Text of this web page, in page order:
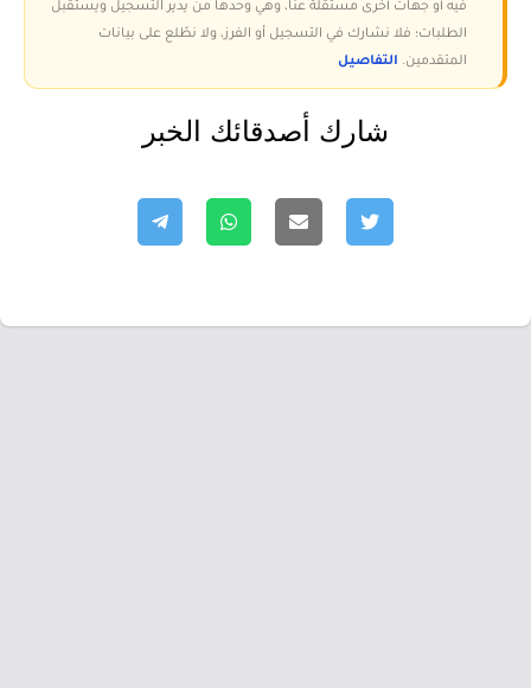
فيه أو جهات أخرى مستقلة عنا، وهي وحدها من يدير التسجيل ويستقبل
الطلبات؛ فلا نشارك في التسجيل أو الفرز، ولا نطّلع على بيانات
المتقدمين. التفاصيل
شارك أصدقائك الخبر